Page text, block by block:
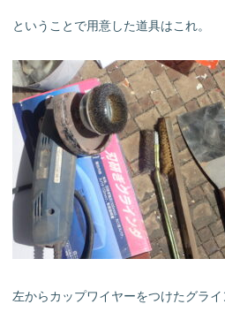
ということで用意した道具はこれ。
左からカップワイヤーをつけたグラ